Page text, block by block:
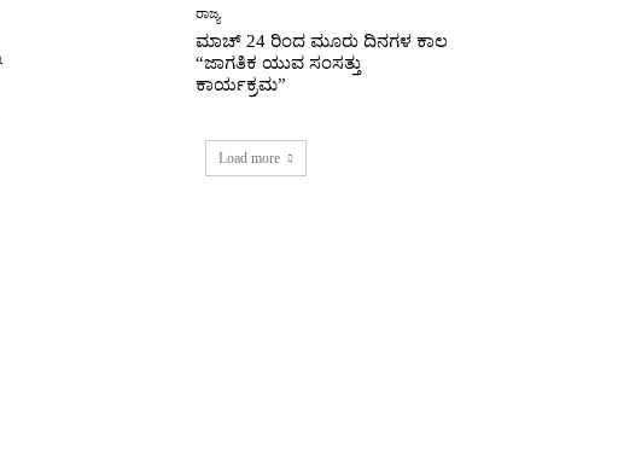
ರಾಜ್ಯ
ಮಾಚ್ 24 ರಿಂದ ಮೂರು ದಿನಗಳ ಕಾಲ
“ಜಾಗತಿಕ ಯುವ ಸಂಸತ್ತು
ಕಾರ್ಯಕ್ರಮ”
Load more